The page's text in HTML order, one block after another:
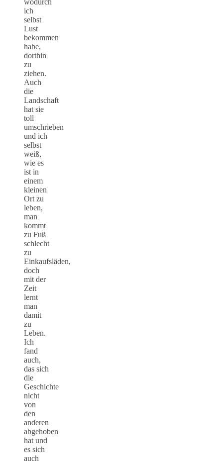
ich
selbst
Lust
bekommen
habe,
dorthin
zu
ziehen.
Auch
die
Landschaft
hat sie
toll
umschrieben
und ich
selbst
weiß,
wie es
ist in
einem
kleinen
Ort zu
leben,
man
kommt
zu Fuß
schlecht
zu
Einkaufsläden,
doch
mit der
Zeit
lernt
man
damit
zu
Leben.
Ich
fand
auch,
das sich
die
Geschichte
nicht
von
den
anderen
abgehoben
hat und
es sich
auch